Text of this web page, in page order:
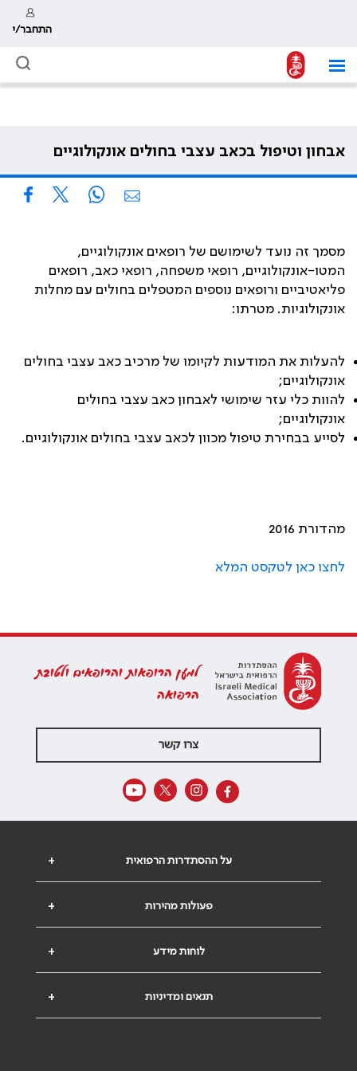
התחבר/י
אבחון וטיפול בכאב עצבי בחולים אונקולוגיים
מסמך זה נועד לשימושם של רופאים אונקולוגיים,
המטו-אונקולוגיים, רופאי משפחה, רופאי כאב, רופאים
פליאטיביים ורופאים נוספים המטפלים בחולים עם מחלות
אונקולוגיות. מטרתו:
להעלות את המודעות לקיומו של מרכיב כאב עצבי בחולים
אונקולוגיים;
להוות כלי עזר שימושי לאבחון כאב עצבי בחולים
אונקולוגיים;
לסייע בבחירת טיפול מכוון לכאב עצבי בחולים אונקולוגיים.
מהדורת 2016
לחצו כאן לטקסט המלא
למען הרופאות והרופאים ולטובת
הרפואה
צרו קשר
+ על ההסתדרות הרפואית
+ פעולות מהירות
+ לוחות מידע
+ תנאים ומדיניות